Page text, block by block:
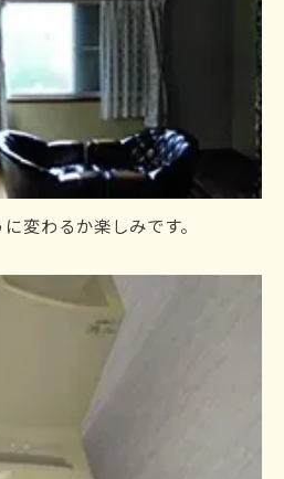
変わるか楽しみです。